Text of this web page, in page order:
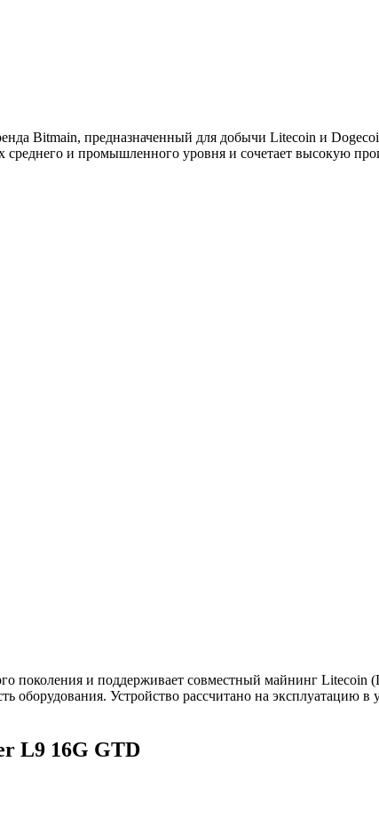
Bitmain, предназначенный для добычи Litecoin и
и промышленного уровня и сочетает высокую
поколения и поддерживает совместный майнинг Litecoin
Устройство рассчитано на эксплуатацию в
L9 16G GTD